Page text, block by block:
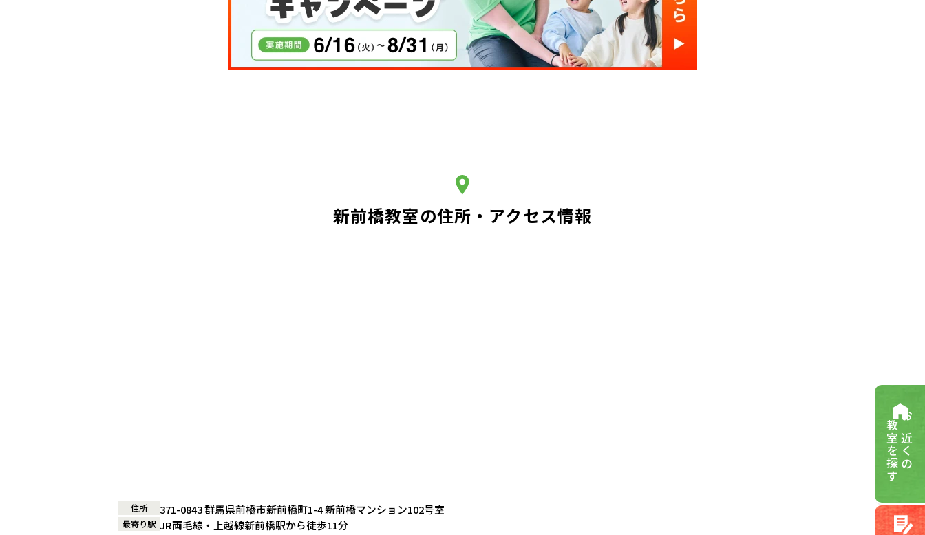
新前橋教室の住所・アクセス情報
住所 371-0843 群馬県前橋市新前橋町1-4 新前橋マンション102号室
最寄り駅 JR両毛線・上越線新前橋駅から徒歩11分
お近くの
教室を探す